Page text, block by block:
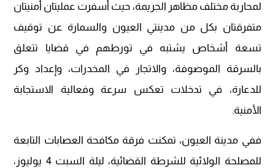
لمحاربة مختلف مظاهر الجريمة، حيث أسفرت عمليتان أمنيتان
متفرقتان بكل من مدينتي العيون والسمارة عن توقيف
تسعة أشخاص يشتبه في تورطهم في قضايا تتعلق
بالسرقة الموصوفة، والاتجار في المخدرات، وإعداد وكر
للدعارة، في تدخلات تعكس سرعة وفعالية الاستجابة
الأمنية.
ففي مدينة العيون، تمكنت فرقة مكافحة العصابات التابعة
للمصلحة الولائية للشرطة القضائية، ليلة السبت 4 يوليوز،